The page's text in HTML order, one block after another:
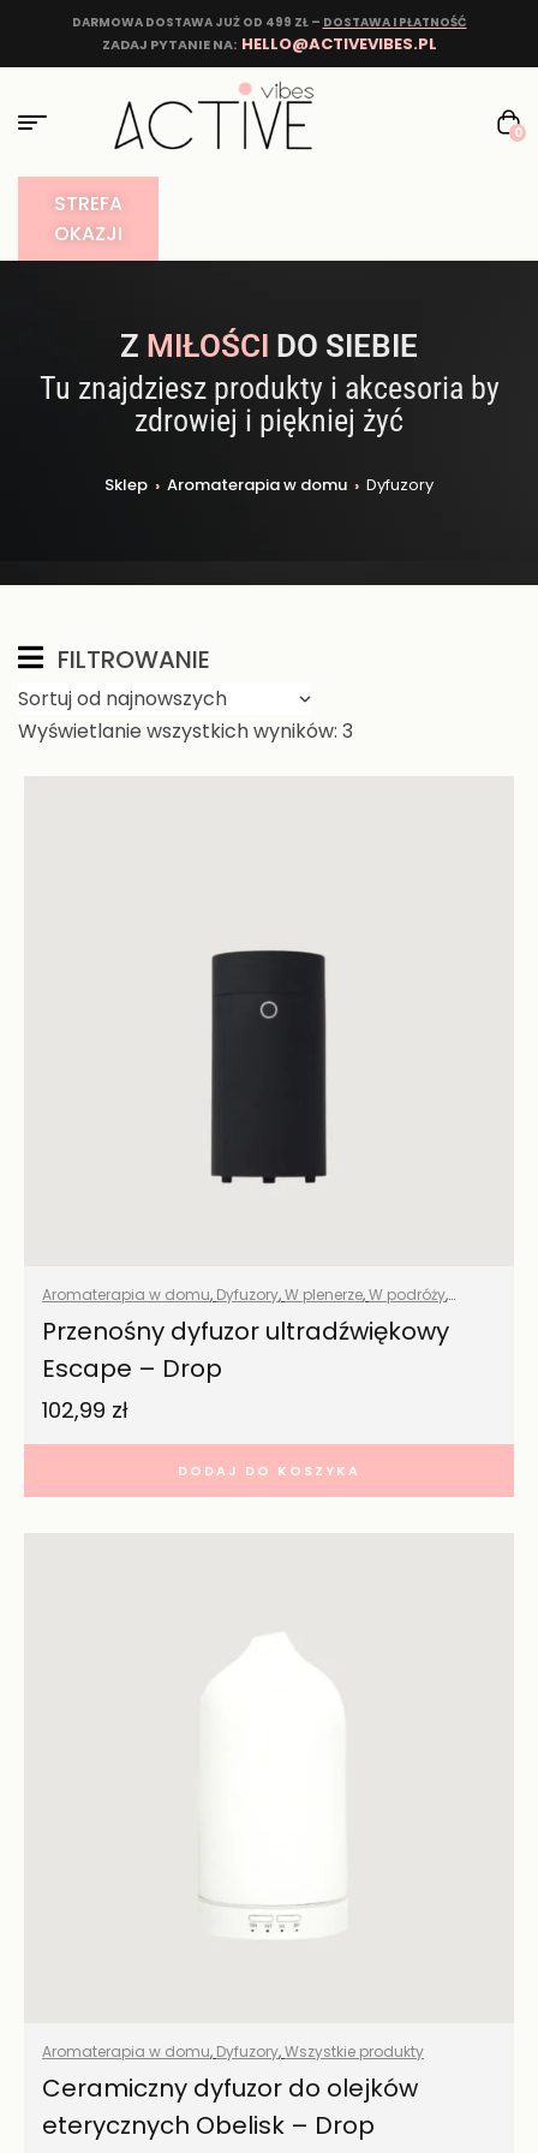
DARMOWA DOSTAWA JUŻ OD 499 ZŁ – DOSTAWA I PŁATNOŚĆ
ZADAJ PYTANIE NA: HELLO@ACTIVEVIBES.PL
0
STREFA
OKAZJI
Z MIŁOŚCI DO SIEBIE
Tu znajdziesz produkty i akcesoria by
zdrowiej i piękniej żyć
Sklep › Aromaterapia w domu › Dyfuzory
FILTROWANIE
Wyświetlanie wszystkich wyników: 3
Aromaterapia w domu, Dyfuzory,W plenerze,W podróży,
Wszystkie produkty
Przenośny dyfuzor ultradźwiękowy
Escape – Drop
102,99 zł
DODAJ DO KOSZYKA
Aromaterapia w domu, Dyfuzory,Wszystkie produkty
Ceramiczny dyfuzor do olejków
eterycznych Obelisk – Drop